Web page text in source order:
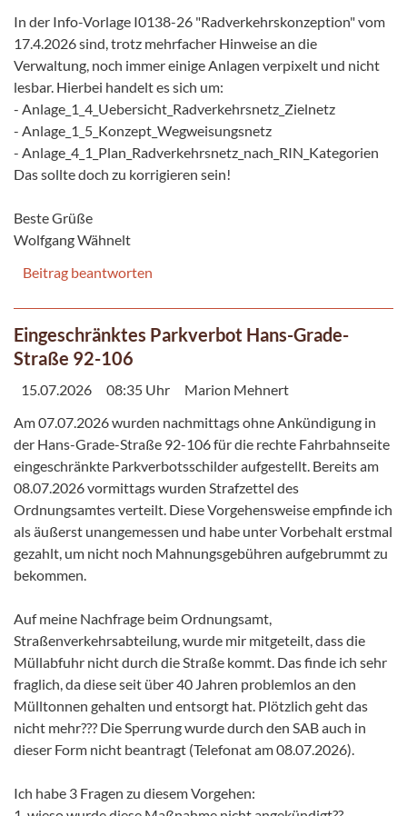
In der Info-Vorlage I0138-26 "Radverkehrskonzeption" vom
17.4.2026 sind, trotz mehrfacher Hinweise an die
Verwaltung, noch immer einige Anlagen verpixelt und nicht
lesbar. Hierbei handelt es sich um:
- Anlage_1_4_Uebersicht_Radverkehrsnetz_Zielnetz
- Anlage_1_5_Konzept_Wegweisungsnetz
- Anlage_4_1_Plan_Radverkehrsnetz_nach_RIN_Kategorien
Das sollte doch zu korrigieren sein!
Beste Grüße
Wolfgang Wähnelt
Beitrag beantworten
Eingeschränktes Parkverbot Hans-Grade-
Straße 92-106
15.07.2026 08:35 Uhr
Marion Mehnert
Am 07.07.2026 wurden nachmittags ohne Ankündigung in
der Hans-Grade-Straße 92-106 für die rechte Fahrbahnseite
eingeschränkte Parkverbotsschilder aufgestellt. Bereits am
08.07.2026 vormittags wurden Strafzettel des
Ordnungsamtes verteilt. Diese Vorgehensweise empfinde ich
als äußerst unangemessen und habe unter Vorbehalt erstmal
gezahlt, um nicht noch Mahnungsgebühren aufgebrummt zu
bekommen.
Auf meine Nachfrage beim Ordnungsamt,
Straßenverkehrsabteilung, wurde mir mitgeteilt, dass die
Müllabfuhr nicht durch die Straße kommt. Das finde ich sehr
fraglich, da diese seit über 40 Jahren problemlos an den
Mülltonnen gehalten und entsorgt hat. Plötzlich geht das
nicht mehr??? Die Sperrung wurde durch den SAB auch in
dieser Form nicht beantragt (Telefonat am 08.07.2026).
Ich habe 3 Fragen zu diesem Vorgehen: